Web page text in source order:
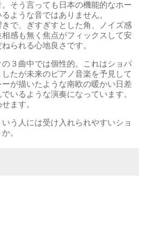
そう言っても日本の機能的なホー
ような音ではありません。
で、ぎすぎすとした角、ノイズ感
感も無く焦点がフィックスして安
られる心地良さです。
３曲中では個性的。これはショパ
たが未来のピアノ音楽を予見して
が描いたような南欧の暖かい日差
いるような演奏になっています。
ます。
う人には受け入れられやすいショ
。